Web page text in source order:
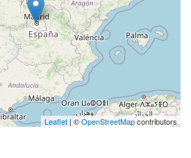
Leaflet | ©OpenStreetMapcontributors